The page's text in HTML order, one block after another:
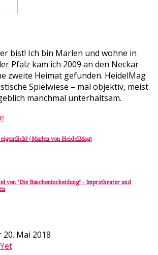
bist! Ich bin Marlen und wohne in
Pfalz kam ich 2009 an den Neckar
zweite Heimat gefunden. HeidelMag
Spielwiese – mal objektiv, meist
manchmal unterhaltsam.
(Marlen von HeidelMag)
von "Die Bauchentscheidung" - Improtheater und
20. Mai 2018